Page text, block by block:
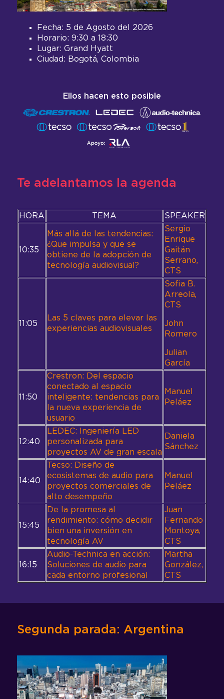
Fecha: 5 de Agosto del 2026
Horario: 9:30 a 18:30
Lugar: Grand Hyatt
Ciudad: Bogotá, Colombia
Ellos hacen esto posible
Te adelantamos la agenda
HORA TEMA SPEAKER
10:35
Más allá de las tendencias:
¿Que impulsa y que se
obtiene de la adopción de
tecnología audiovisual?
Sergio
Enrique
Gaitán
Serrano,
CTS
11:05
Las 5 claves para elevar las
experiencias audiovisuales
Sofia B.
Arreola,
CTS
John
Romero
Julian
García
11:50
Crestron: Del espacio
conectado al espacio
inteligente: tendencias para
la nueva experiencia de
usuario
Manuel
Peláez
12:40
LEDEC: Ingeniería LED
personalizada para
proyectos AV de gran escala
Daniela
Sánchez
14:40
Tecso: Diseño de
ecosistemas de audio para
proyectos comerciales de
alto desempeño
Manuel
Peláez
15:45
De la promesa al
rendimiento: cómo decidir
bien una inversión en
tecnología AV
Juan
Fernando
Montoya,
CTS
16:15
Audio-Technica en acción:
Soluciones de audio para
cada entorno profesional
Martha
González,
CTS
Segunda parada: Argentina